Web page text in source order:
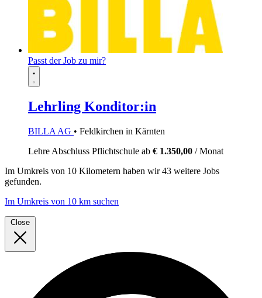
Passt der Job zu mir?
Lehrling Konditor:in
BILLA AG • Feldkirchen in Kärnten
Lehre Abschluss Pflichtschule ab € 1.350,00 / Monat
Im Umkreis von 10 Kilometern haben wir43 weitere Jobs
gefunden.
Im Umkreis von 10 km suchen
Close